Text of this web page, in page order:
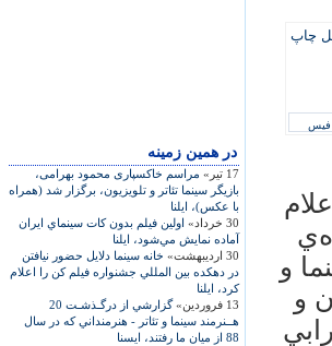
در همين زمينه
17 تیر»
مراسم خاکسپاری محمود بهرامی،
بازيگر سينما تئاتر و تلويزيون، برگزار شد (همراه
با عکس)، ايلنا
30 خرداد»
اولين فيلم بدون كات سينماي ايران
آماده نمايش مي‌شود، ایلنا
30 اردیبهشت»
خانه سينما دلايل حضور نيافتن
در دهكده بين المللي جشنواره فيلم كن را اعلام
كرد، ایلنا
13 فروردین»
گزارشي از درگـذشـت 20
هــنرمند سينما و تئاتر - هنرمنداني كه در سال
88 از ميان ما رفتند، ايسنا
چاپ
فیس
و
و